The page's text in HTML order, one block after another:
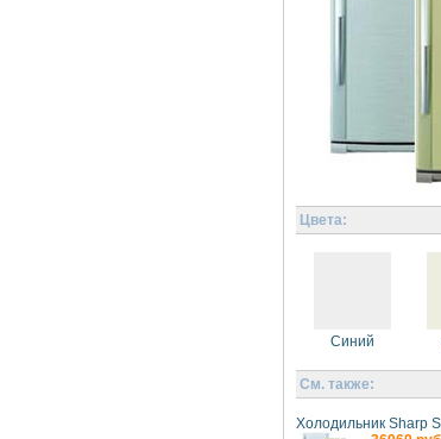
Цвета:
Синий
См. также:
Холодильник Sharp